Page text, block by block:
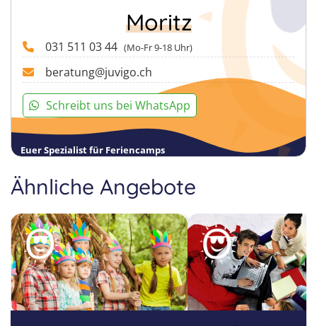
Moritz
031 511 03 44 (Mo-Fr 9-18 Uhr)
beratung@juvigo.ch
Schreibt uns bei WhatsApp
Euer Spezialist für Feriencamps
Ähnliche Angebote